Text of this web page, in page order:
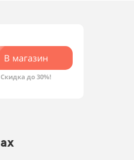
В магазин
Скидка до 30%!